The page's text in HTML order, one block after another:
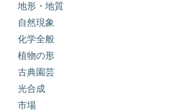
地形・地質
自然現象
化学全般
植物の形
古典園芸
光合成
市場